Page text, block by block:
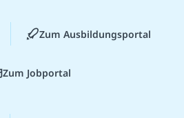
Zum Ausbildungsportal
Zum Jobportal